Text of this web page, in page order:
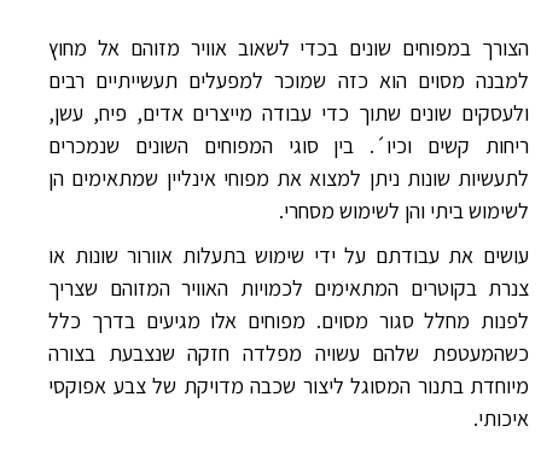
הצורך במפוחים שונים בכדי לשאוב אוויר מזוהם אל מחוץ
למבנה מסוים הוא כזה שמוכר למפעלים תעשייתיים רבים
ולעסקים שונים שתוך כדי עבודה מייצרים אדים, פיח, עשן,
ריחות קשים וכיו´. בין סוגי המפוחים השונים שנמכרים
לתעשיות שונות ניתן למצוא את מפוחי אינליין שמתאימים הן
לשימוש ביתי והן לשימוש מסחרי.
עושים את עבודתם על ידי שימוש בתעלות אוורור שונות או
צנרת בקוטרים המתאימים לכמויות האוויר המזוהם שצריך
לפנות מחלל סגור מסוים. מפוחים אלו מגיעים בדרך כלל
כשהמעטפת שלהם עשויה מפלדה חזקה שנצבעת בצורה
מיוחדת בתנור המסוגל ליצור שכבה מדויקת של צבע אפוקסי
איכותי.